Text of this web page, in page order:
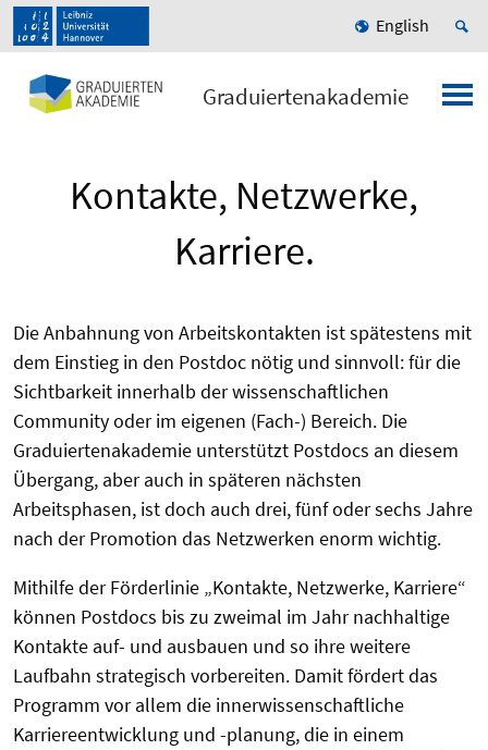
English
Graduiertenakademie
Kontakte, Netzwerke,
Karriere.
Die Anbahnung von Arbeitskontakten ist spätestens mit
dem Einstieg in den Postdoc nötig und sinnvoll: für die
Sichtbarkeit innerhalb der wissenschaftlichen
Community oder im eigenen (Fach-) Bereich. Die
Graduiertenakademie unterstützt Postdocs an diesem
Übergang, aber auch in späteren nächsten
Arbeitsphasen, ist doch auch drei, fünf oder sechs Jahre
nach der Promotion das Netzwerken enorm wichtig.
Mithilfe der Förderlinie „Kontakte, Netzwerke, Karriere“
können Postdocs bis zu zweimal im Jahr nachhaltige
Kontakte auf- und ausbauen und so ihre weitere
Laufbahn strategisch vorbereiten. Damit fördert das
Programm vor allem die innerwissenschaftliche
Karriereentwicklung und -planung, die in einem